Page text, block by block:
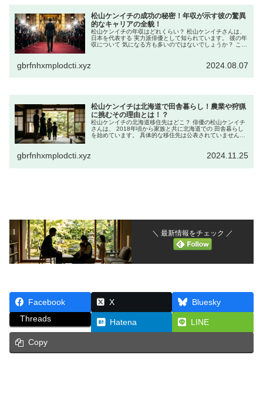
松山ケンイチの成功の秘密！年収が示す彼の驚異
的なキャリアの全貌！
松山ケンイチの年収はどれくらい？ 松山ケンイチさんは、
日本を代表する 実力派俳優として知られています。 彼の年
収について 気になる方も多いのではないでしょうか？ この
gbrfnhxmplodcti.xyz 2024.08.07
松山ケンイチは北海道で田舎暮らし！農業や狩猟
に挑むその理由とは！？
松山ケンイチの北海道移住先はどこ？ 俳優の松山ケンイチ
さんは、 2018年頃から家族と共に北海道での 田舎暮らし
を始めています。 具体的な移住先は公表されていません
gbrfnhxmplodcti.xyz 2024.11.25
＼ 最新情報をチェック ／
Facebook X
Bluesky
Threads
Hatena LINE
Copy